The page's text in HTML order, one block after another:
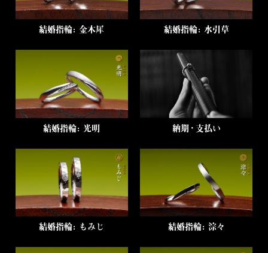
結婚指輪：金木犀 結婚指輪：水引草
結婚指輪：光明 納期・支払い
結婚指輪：もみじ 結婚指輪：淙々